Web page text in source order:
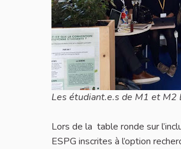
Les étudiant.e.s de M1 et M2
Lors de la table ronde sur
ESPG inscrites à l’option